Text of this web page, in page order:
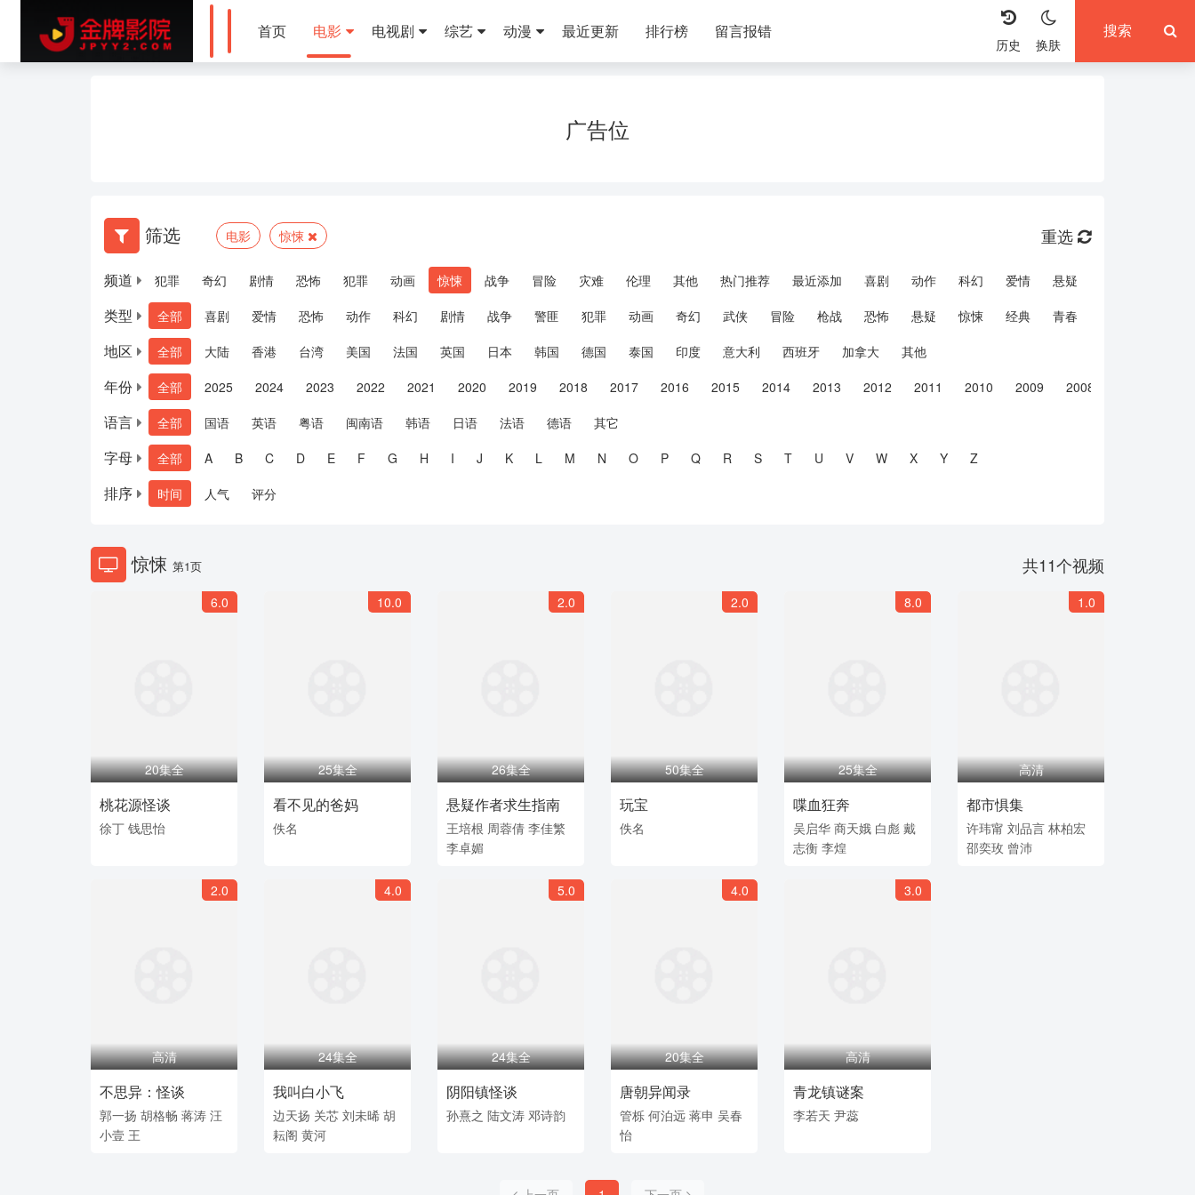
首页 电影 电视剧 综艺 动漫 最近更新 排行榜 留言报错
换肤
历史
广告位
筛选 电影 惊悚 重选
频道
电影 犯罪 奇幻 剧情 恐怖 犯罪 动画 惊悚 战争 冒险 灾难 伦理 其他 热门推荐 最近添加 喜剧 动作 科幻 爱情 悬疑
类型 全部 喜剧 爱情 恐怖 动作 科幻 剧情 战争 警匪 犯罪 动画 奇幻 武侠 冒险 枪战 恐怖 悬疑 惊悚 经典 青春
地区 全部 大陆 香港 台湾 美国 法国 英国 日本 韩国 德国 泰国 印度 意大利 西班牙 加拿大 其他
年份 全部 2025 2024 2023 2022 2021 2020 2019 2018 2017 2016 2015 2014 2013 2012 2011 2010 2009 2008
语言 全部 国语 英语 粤语 闽南语 韩语 日语 法语 德语 其它
字母 全部 A B C D E F G H I J K L M N O P Q R S T U V W X Y Z
排序 时间 人气 评分
惊悚 第1页 共11个视频
6.0
20集全
桃花源怪谈
徐丁 钱思怡
10.0
25集全
看不见的爸妈
佚名
2.0
26集全
悬疑作者求生指南
王培根 周蓉倩 李佳繁
李卓媚
2.0
50集全
玩宝
佚名
8.0
25集全
喋血狂奔
吴启华 商天娥 白彪 戴
志衡 李煌
1.0
高清
都市惧集
许玮甯 刘品言 林柏宏
邵奕玫 曾沛
2.0
高清
不思异：怪谈
郭一扬 胡格畅 蒋涛 汪
小壹 王
4.0
24集全
我叫白小飞
边天扬 关芯 刘未晞 胡
耘阁 黄河
5.0
24集全
阴阳镇怪谈
孙熹之 陆文涛 邓诗韵
4.0
20集全
唐朝异闻录
管栎 何泊远 蒋申 吴春
怡
3.0
高清
青龙镇谜案
李若天 尹蕊